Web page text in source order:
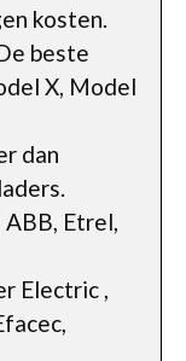
kosten.
beste
X, Model
dan
Etrel,
Electric ,